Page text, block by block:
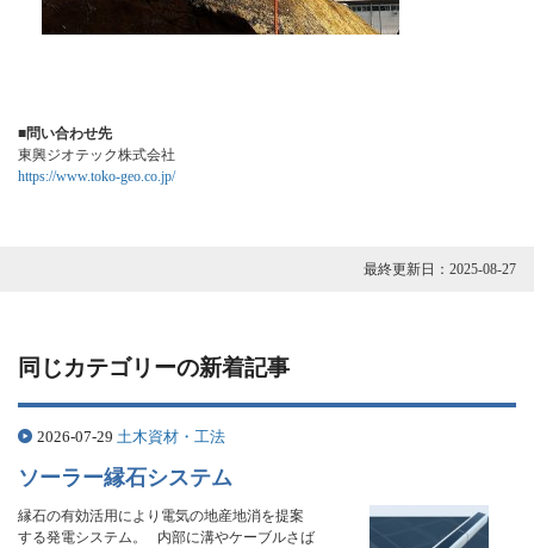
■問い合わせ先
東興ジオテック株式会社
https://www.toko-geo.co.jp/
最終更新日： 2025-08-27
同じカテゴリーの新着記事
2026-07-29 土木資材・工法
ソーラー縁石システム
縁石の有効活用により電気の地産地消を提案
する発電システム。 内部に溝やケーブルさば